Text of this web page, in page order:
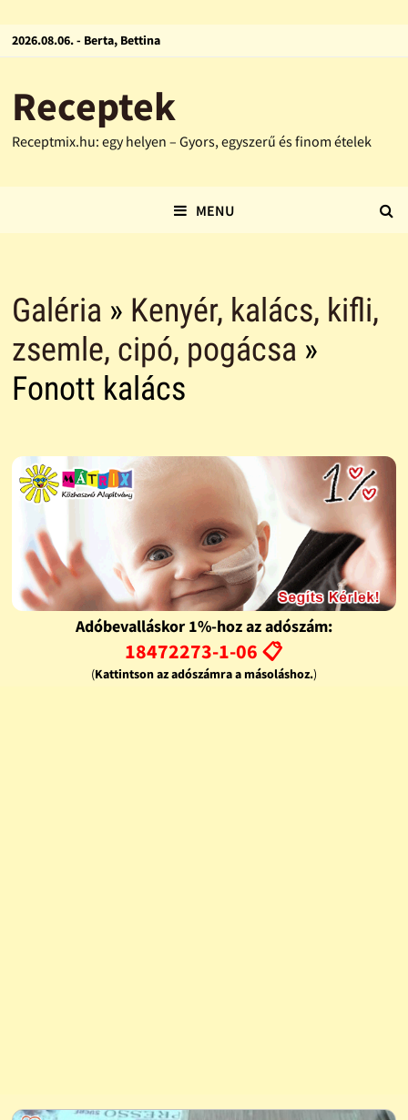
2026.08.06. - Berta, Bettina
Receptek
Receptmix.hu: egy helyen – Gyors, egyszerű és finom ételek
MENU
Galéria » Kenyér, kalács, kifli,
zsemle, cipó, pogácsa »
Fonott kalács
Adóbevalláskor 1%-hoz az adószám:
18472273-1-06 📋
(Kattintson az adószámra a másoláshoz.)